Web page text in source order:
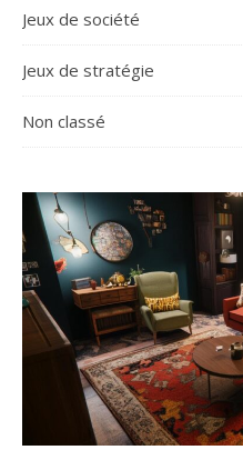
Jeux de société
Jeux de stratégie
Non classé